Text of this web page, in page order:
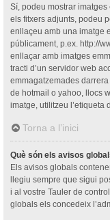
Sí, podeu mostrar
els fitxers adjunts, podeu
enllaçeu amb una imatge
públicament, p.ex. http://
enllaçar amb imatges
tracti d’un servidor web
emmagatzemades darrera
de hotmail o yahoo, llocs
imatge, utilitzeu l’etiqueta
Torna a l’inici
Què són els avisos
Els avisos globals
llegiu sempre que sigui
i al vostre Tauler de
globals els concedeix